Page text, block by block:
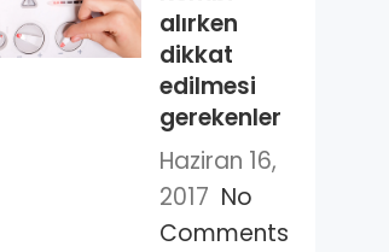
alırken
dikkat
edilmesi
gerekenler
Haziran 16,
2017 No
Comments